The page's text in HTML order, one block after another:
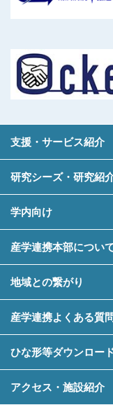
支援・サービス紹介
研究シーズ・研究紹
学内向け
産学連携本部につい
地域との繋がり
産学連携よくある質問
ひな形等ダウンロー
アクセス・施設紹介